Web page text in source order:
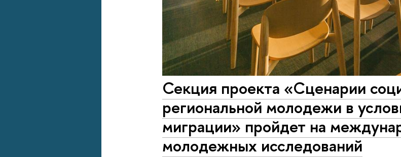
Секция проекта «Сценарии
региональной молодежи в
миграции» пройдет на
молодежных исследований